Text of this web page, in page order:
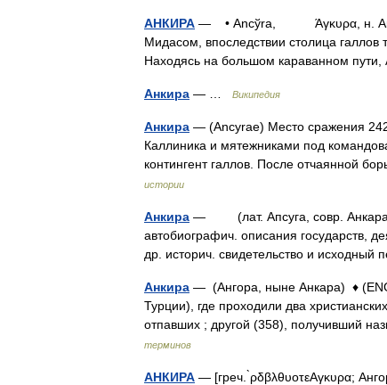
АНКИРА — • Ancўra, Άγκυρα, н.
Мидасом, впоследствии столица галлов
Находясь на большом караванном
Анкира — … Википедия
Анкира — (Ancyrae) Место сражения
Каллиника и мятежниками под
контингент галлов. После отчаянной
истории
Анкира — (лат. Апсуга, совр. Анкара),
автобиографич. описания государств,
др. историч. свидетельство и
Анкира — (Ангора, ныне Анкара) ♦
Турции), где проходили два
отпавших ; другой (358), получивший
терминов
АНКИРА — [греч. ̀ρδβλθυοτεΑγκυρα;